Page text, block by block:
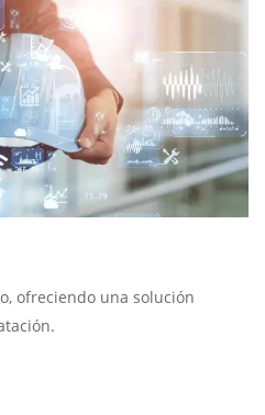
ofreciendo una solución